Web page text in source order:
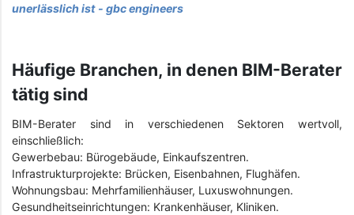
unerlässlich ist - gbc engineers
Häufige Branchen, in denen BIM-Berater
tätig sind
BIM-Berater sind in verschiedenen Sektoren wertvoll,
einschließlich:
Gewerbebau: Bürogebäude, Einkaufszentren.
Infrastrukturprojekte: Brücken, Eisenbahnen, Flughäfen.
Wohnungsbau: Mehrfamilienhäuser, Luxuswohnungen.
Gesundheitseinrichtungen: Krankenhäuser, Kliniken.